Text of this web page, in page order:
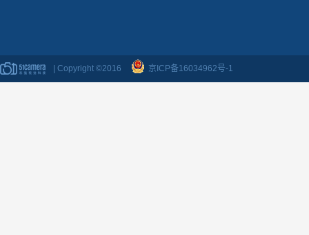
| Copyright ©2016 京ICP备16034962号-1